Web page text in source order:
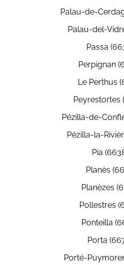
Palau-de-
Palau-del-
Passa
Perpignan
Le Perthus
Peyrestortes
Pézilla-de-
Pézilla-la-
Pia
Planès
Planèzes
Pollestres
Ponteilla
Porta
Porté-